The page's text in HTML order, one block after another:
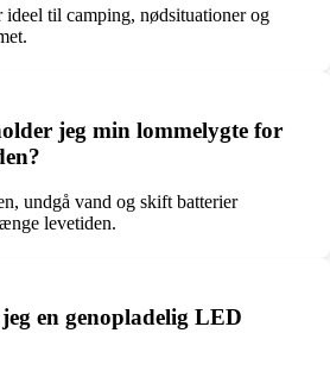
til camping, nødsituationer og
jeg min lommelygte for
undgå vand og skift batterier
levetiden.
en genopladelig LED